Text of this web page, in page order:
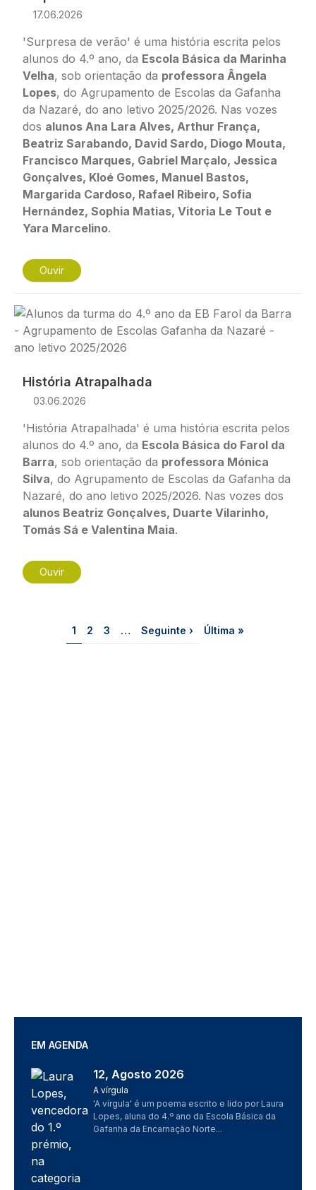
17.06.2026
'Surpresa de verão' é uma história escrita pelos
alunos do 4.º ano, da Escola Básica da Marinha
Velha, sob orientação da professora Ângela
Lopes, do Agrupamento de Escolas da Gafanha
da Nazaré, do ano letivo 2025/2026. Nas vozes
dos alunos Ana Lara Alves, Arthur França,
Beatriz Sarabando, David Sardo, Diogo Mouta,
Francisco Marques, Gabriel Marçalo, Jessica
Gonçalves, Kloé Gomes, Manuel Bastos,
Margarida Cardoso, Rafael Ribeiro, Sofia
Hernández, Sophia Matias, Vitoria Le Tout e
Yara Marcelino.
Ouvir
Imagem
História Atrapalhada
03.06.2026
'História Atrapalhada' é uma história escrita pelos
alunos do 4.º ano, da Escola Básica do Farol da
Barra, sob orientação da professora Mónica
Silva, do Agrupamento de Escolas da Gafanha da
Nazaré, do ano letivo 2025/2026. Nas vozes dos
alunos Beatriz Gonçalves, Duarte Vilarinho,
Tomás Sá e Valentina Maia.
Ouvir
Página
1 Página
2 Página
3 … Próxima página
Seguinte › Última página
Última »
EM AGENDA
Imagem 12, Agosto 2026
A vírgula
'A vírgula' é um poema escrito e lido por Laura
Lopes, aluna do 4.º ano da Escola Básica da
Gafanha da Encarnação Norte...